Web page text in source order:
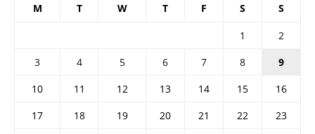
M T W T F S S
1
2
3
4 5 6 7 8
9
10
11 12 13 14 15
16
17
18 19 20 21 22
23